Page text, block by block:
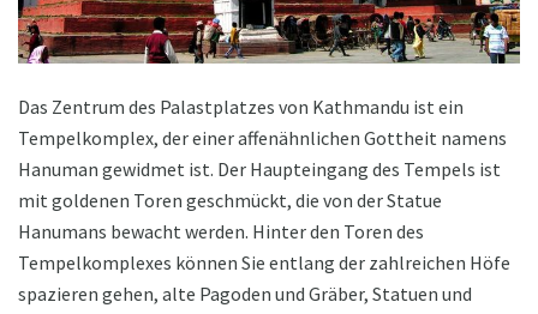
Das Zentrum des Palastplatzes von Kathmandu ist ein
Tempelkomplex, der einer affenähnlichen Gottheit namens
Hanuman gewidmet ist. Der Haupteingang des Tempels ist
mit goldenen Toren geschmückt, die von der Statue
Hanumans bewacht werden. Hinter den Toren des
Tempelkomplexes können Sie entlang der zahlreichen Höfe
spazieren gehen, alte Pagoden und Gräber, Statuen und